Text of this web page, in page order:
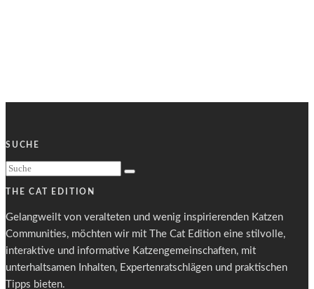
SUCHE
THE CAT EDITION
Gelangweilt von veralteten und wenig inspirierenden Katzen
Communities, möchten wir mit The Cat Edition eine stilvolle,
interaktive und informative Katzengemeinschaften, mit
unterhaltsamen Inhalten, Expertenratschlägen und praktischen
Tipps bieten.